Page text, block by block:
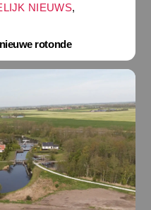
NIEUWS,
rotonde